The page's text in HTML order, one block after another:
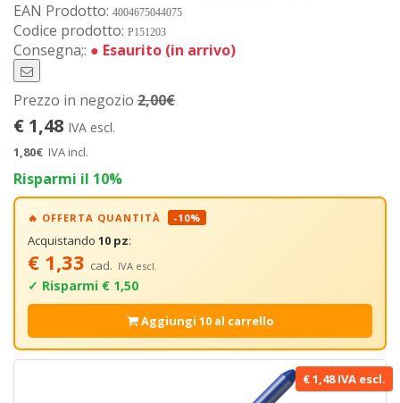
€ 1,48 IVA escl.
EAN Prodotto: 4004675044075
Codice prodotto: P151203
Consegna;: ● Esaurito (in arrivo)
Prezzo in negozio 2,00€
€ 1,48 IVA escl.
1,80€ IVA incl.
Risparmi il 10%
🔥 OFFERTA QUANTITÀ -10%
Acquistando 10 pz:
€ 1,33 cad. IVA escl.
✓ Risparmi € 1,50
Aggiungi 10 al carrello